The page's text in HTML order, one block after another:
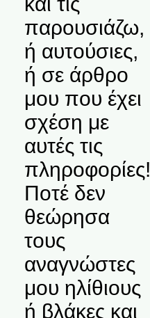
παρουσιάζω,
ή αυτούσιες,
ή σε άρθρο
μου που έχει
σχέση με
αυτές τις
πληροφορίες!
Ποτέ δεν
θεώρησα
τους
αναγνώστες
μου ηλίθιους
ή βλάκες και